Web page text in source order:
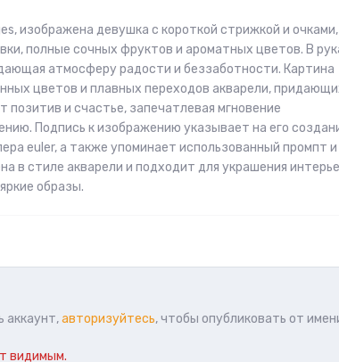
изображена девушка с короткой стрижкой и очками,
полные сочных фруктов и ароматных цветов. В
атмосферу радости и беззаботности. Картина
цветов и плавных переходов акварели,
и счастье, запечатлевая мгновение
Подпись к изображению указывает на его
euler, а также упоминает использованный промпт и
в стиле акварели и подходит для украшения
образы.
аккаунт,авторизуйтесь, чтобы опубликовать от
видимым.